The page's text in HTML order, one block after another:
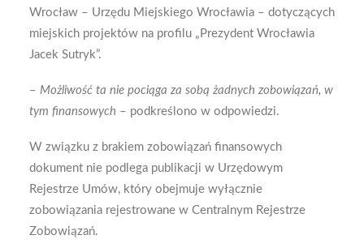
Wrocław – Urzędu Miejskiego Wrocławia – dotyczących
miejskich projektów na profilu „Prezydent Wrocławia
Jacek Sutryk”.
– Możliwość ta nie pociąga za sobą żadnych zobowiązań, w
tym finansowych – podkreślono w odpowiedzi.
W związku z brakiem zobowiązań finansowych
dokument nie podlega publikacji w Urzędowym
Rejestrze Umów, który obejmuje wyłącznie
zobowiązania rejestrowane w Centralnym Rejestrze
Zobowiązań.